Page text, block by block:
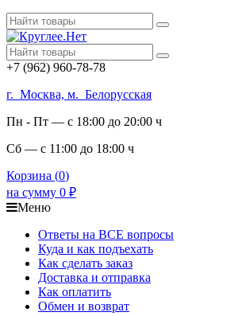
+7 (962) 960-78-78
г. Москва, м. Белорусская
Пн - Пт — с 18:00 до 20:00 ч
Сб — с 11:00 до 18:00 ч
Корзина (0)
на сумму 0 ₽
Меню
Ответы на ВСЕ вопросы
Куда и как подъехать
Как сделать заказ
Доставка и отправка
Как оплатить
Обмен и возврат